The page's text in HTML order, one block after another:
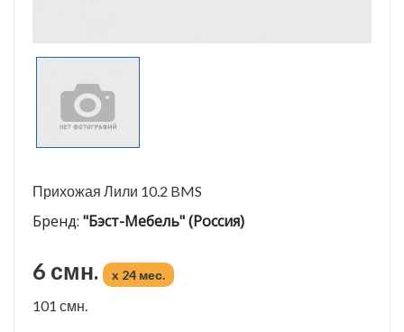
Прихожая Лили 10.2 BMS
Бренд: "Бэст-Мебель" (Россия)
6 смн. x 24 мес.
101 смн.